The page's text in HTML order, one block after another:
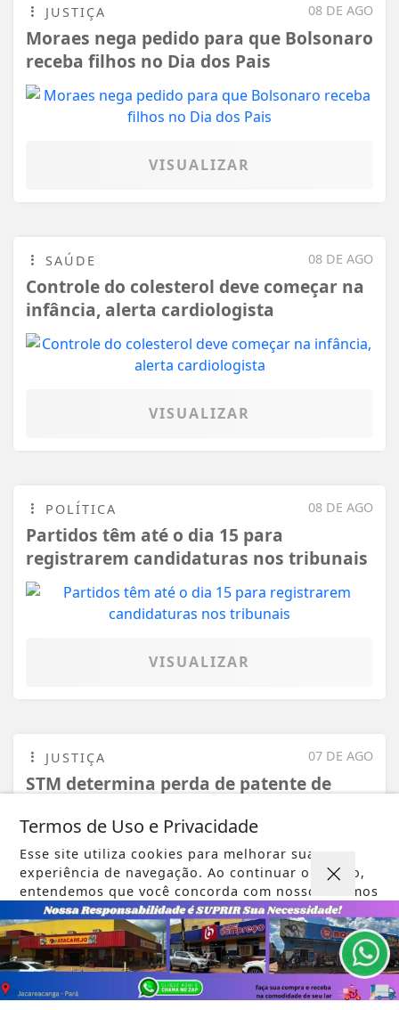
08 DE AGO
JUSTIÇA
Moraes nega pedido para que Bolsonaro
receba filhos no Dia dos Pais
VISUALIZAR
08 DE AGO
SAÚDE
Controle do colesterol deve começar na
infância, alerta cardiologista
VISUALIZAR
08 DE AGO
POLÍTICA
Partidos têm até o dia 15 para
registrarem candidaturas nos tribunais
VISUALIZAR
07 DE AGO
JUSTIÇA
STM determina perda de patente de
VISUALIZAR
07 DE AGO
EDUCAÇÃO
Termos de Uso e Privacidade
Esse site utiliza cookies para melhorar sua
experiência de navegação. Ao continuar o acesso,
entendemos que você concorda com nossos Termos
de Uso e Privacidade.
PARA MAIS INFORMAÇÕES,ACESSE NOSSOS TERMOS
CLICANDO AQUI
PROSSEGUIR